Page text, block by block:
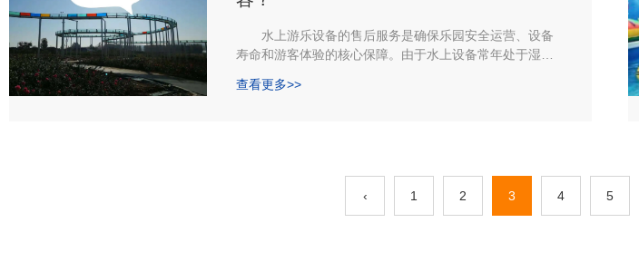
水上游乐设备的售后服务是确保乐园安全运营、设备
寿命和游客体验的核心保障。由于水上设备常年处于湿
设备更为复杂和严格。湖南水上游乐设备厂家工作人员介
查看更多>>
‹ 1 2 3 4 5